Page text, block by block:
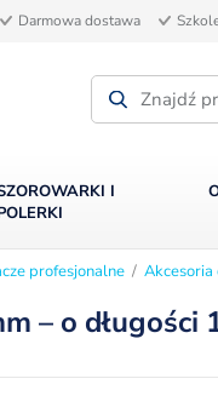
Darmowa dostawa
I
profesjonalne / Akcesoria
– o